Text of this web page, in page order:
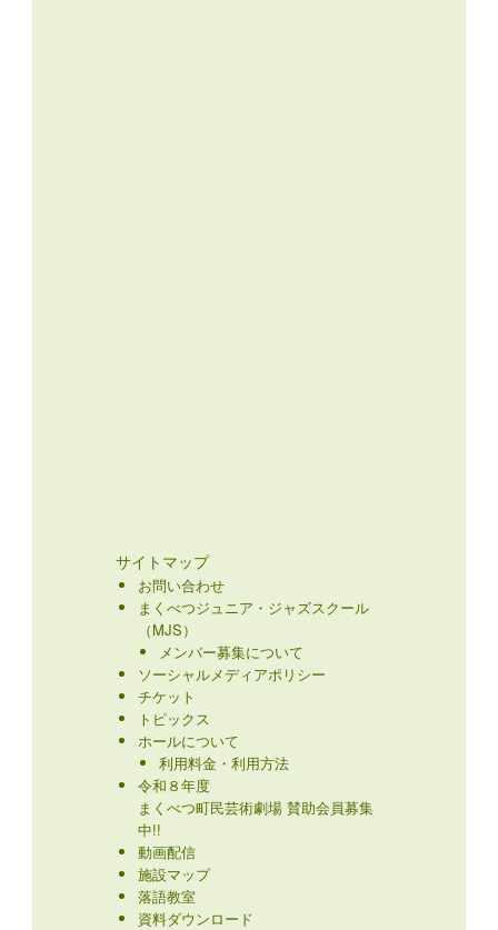
サイトマップ
お問い合わせ
まくべつジュニア・ジャズスクール
（MJS）
メンバー募集について
ソーシャルメディアポリシー
チケット
トピックス
ホールについて
利用料金・利用方法
令和８年度
まくべつ町民芸術劇場 賛助会員募集
中!!
動画配信
施設マップ
落語教室
資料ダウンロード